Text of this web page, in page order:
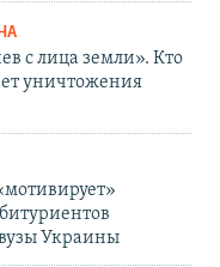
с лица земли». Кто
уничтожения
вузы Украины